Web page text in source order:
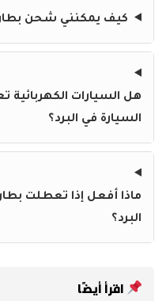
كيف يمكنني شحن
هل السيارات
السيارة في البرد؟
ماذا أفعل إذا تعطلت
البرد؟
اقرأ أيضًا